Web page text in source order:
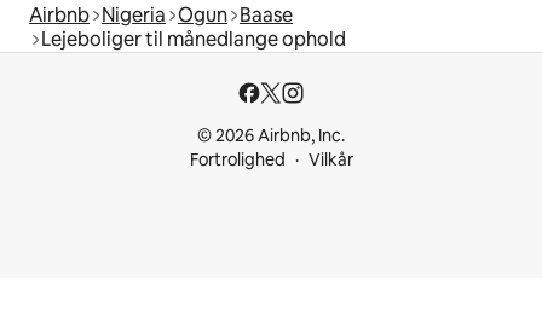
Airbnb Nigeria Ogun Baase
Lejeboliger til månedlange ophold
© 2026 Airbnb, Inc.
Fortrolighed
Vilkår